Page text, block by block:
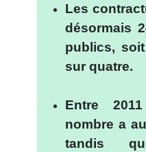
Les
désormais
publics,
sur quatre.
Entre
nombre a
tandis